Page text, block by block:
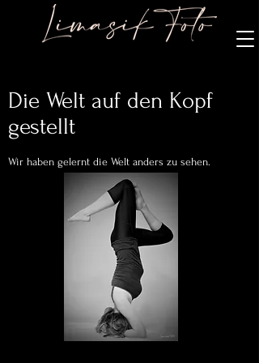
Die Welt auf den Kopf
gestellt
Wir haben gelernt die Welt anders zu sehen.